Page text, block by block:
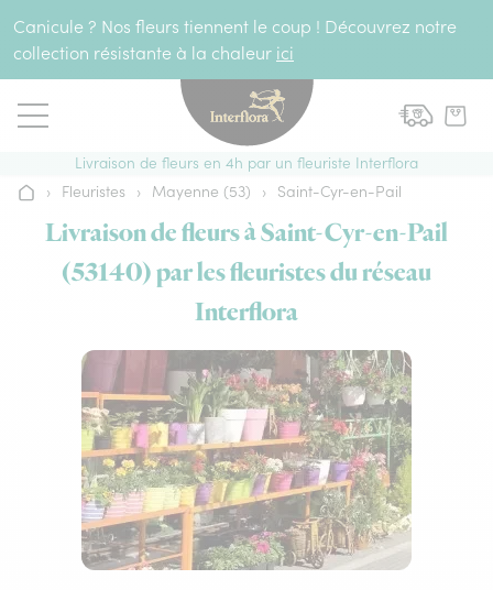
Canicule ? Nos fleurs tiennent le coup ! Découvrez notre
collection résistante à la chaleur ici
Livraison de fleurs en 4h par un fleuriste Interflora
Accueil
› Fleuristes › Mayenne (53) › Saint-Cyr-en-Pail
Livraison de fleurs à Saint-Cyr-en-Pail
(53140) par les fleuristes du réseau
Interflora